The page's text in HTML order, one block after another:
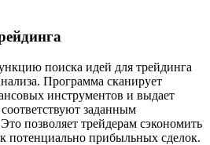
поиска идей для трейдинга
Программа сканирует
инструментов и выдает
заданным
позволяет трейдерам сэкономить
потенциально прибыльных сделок.